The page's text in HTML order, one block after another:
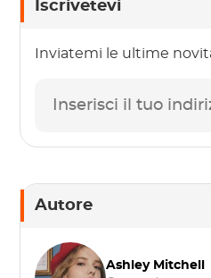
Iscrivetevi
Inviatemi le ultime
Autore
Ashley Mitchell